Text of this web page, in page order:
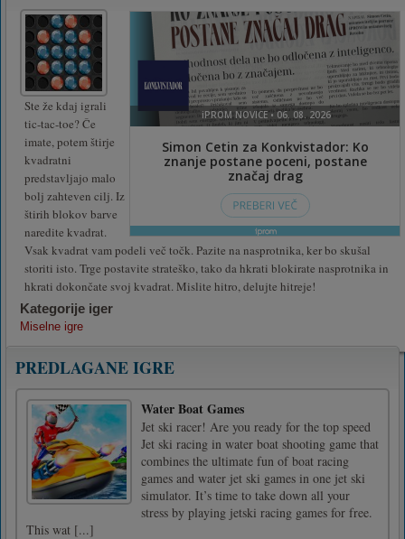
Ste že kdaj igrali
tic-tac-toe? Če
imate, potem štirje
kvadratni
predstavljajo malo
bolj zahteven cilj. Iz
štirih blokov barve
naredite kvadrat.
Vsak kvadrat vam podeli več točk. Pazite na nasprotnika, ker bo skušal
storiti isto. Trge postavite strateško, tako da hkrati blokirate nasprotnika in
hkrati dokončate svoj kvadrat. Mislite hitro, delujte hitreje!
Kategorije iger
Miselne igre
PREDLAGANE IGRE
Water Boat Games
Jet ski racer! Are you ready for the top speed
Jet ski racing in water boat shooting game that
combines the ultimate fun of boat racing
games and water jet ski games in one jet ski
simulator. It’s time to take down all your
stress by playing jetski racing games for free.
This wat [...]